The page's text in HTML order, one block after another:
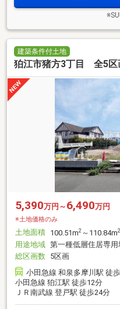
建築条件付土地
狛江市猪方3丁目 全5
5,390万円～ 6,490万円
※土地価格のみ
土地面積 100.51m2 ～110.84m2
用途地域 第一種低層住居専用
総区画数 5区画
小田急線 和泉多摩川駅 徒
小田急線 狛江駅 徒歩12分
ＪＲ南武線 登戸駅 徒歩24分